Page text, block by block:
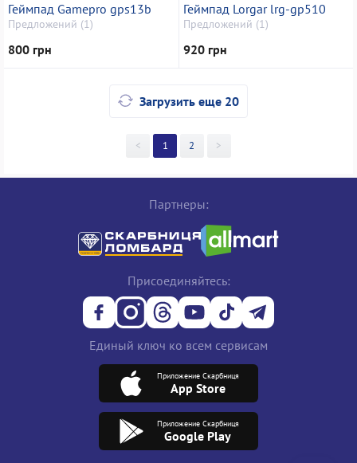
Геймпад Gamepro gps13b
Предложений (1)
800 грн
Геймпад Lorgar lrg-gp510
Предложений (1)
920 грн
Загрузить еще 20
< 1 2 >
Партнеры:
Присоединяйтесь:
Единый ключ ко всем сервисам
Приложение Скарбниця
App Store
Приложение Скарбниця
Google Play